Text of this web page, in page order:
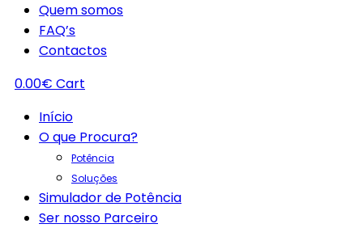
Quem somos
FAQ’s
Contactos
0.00€ Cart
Início
O que Procura?
Potência
Soluções
Simulador de Potência
Ser nosso Parceiro